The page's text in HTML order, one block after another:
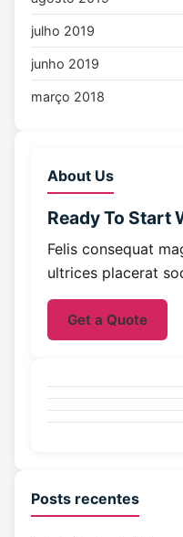
julho 2019
junho 2019
março 2018
About Us
Ready To Start
Felis consequat
ultrices placerat
Get a Quote
Posts recentes